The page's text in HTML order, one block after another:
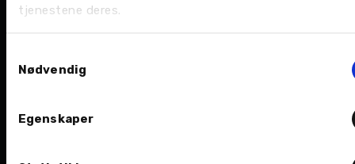
tjenestene deres.
Nødvendig
Egenskaper
Tags